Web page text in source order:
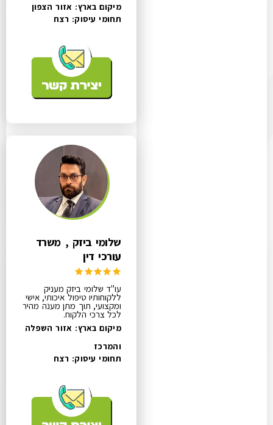
מיקום בארץ: אזור הצפון
תחומי עיסוק: רצח
שלומי ביזק , משרד
עורכי דין
עו"ד שלומי ביזק מעניק
ללקוחותיו טיפול איכותי, אישי
ומקצועי, תוך מתן מענה מהיר
לכל צרכי הלקוח.
מיקום בארץ: אזור השפלה
והמרכז
תחומי עיסוק: רצח